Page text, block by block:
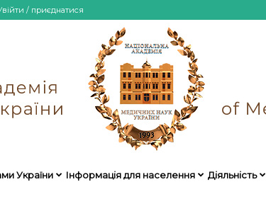
/ приєднатися
України Інформація для населення Діяльність